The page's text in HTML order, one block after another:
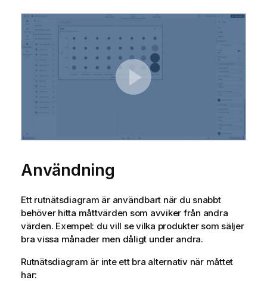
Användning
Ett rutnätsdiagram är användbart när du snabbt
behöver hitta måttvärden som avviker från andra
värden. Exempel: du vill se vilka produkter som säljer
bra vissa månader men dåligt under andra.
Rutnätsdiagram är inte ett bra alternativ när måttet
har: